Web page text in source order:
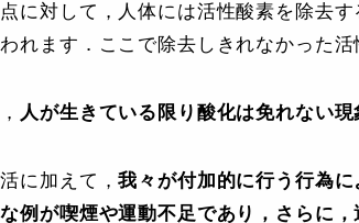
に対して，人体には活性酸素を除去
れます．ここで除去しきれなかった
人が生きている限り酸化は免れない現
に加えて，我々が付加的に行う行為
例が喫煙や運動不足であり，さらに